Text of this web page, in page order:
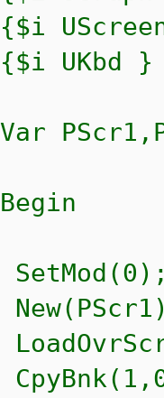
{$i
{$i UKbd }
Var
Begin